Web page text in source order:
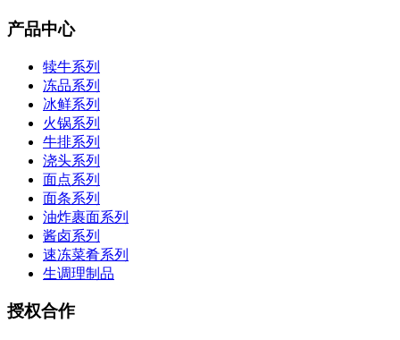
产品中心
犊牛系列
冻品系列
冰鲜系列
火锅系列
牛排系列
浇头系列
面点系列
面条系列
油炸裹面系列
酱卤系列
速冻菜肴系列
生调理制品
授权合作